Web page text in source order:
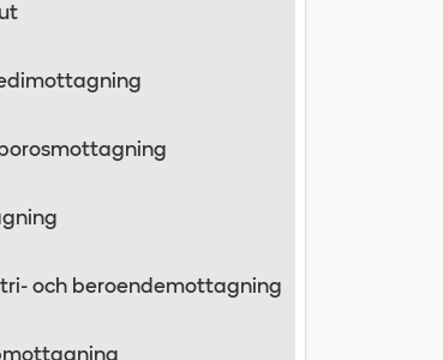
och beroendemottagning